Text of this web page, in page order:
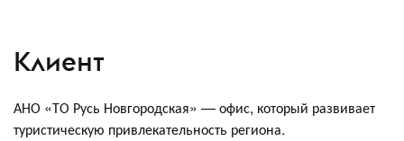
Клиент
АНО «ТО Русь Новгородская» — офис, который развивает
туристическую привлекательность региона.